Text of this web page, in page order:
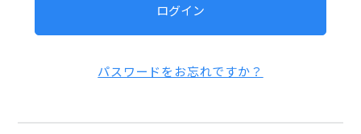
ログイン
パスワードをお忘れですか？